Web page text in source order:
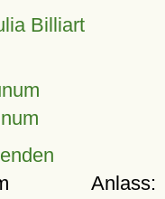
Billiart
Anlass: